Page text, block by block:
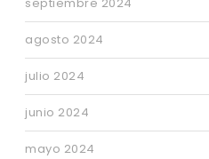
agosto 2024
julio 2024
junio 2024
mayo 2024